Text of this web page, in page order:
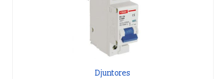
Djuntores